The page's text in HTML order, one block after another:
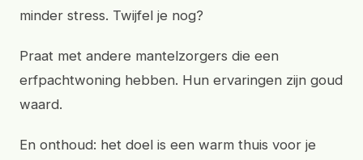
minder stress. Twijfel je nog?
Praat met andere mantelzorgers die een
erfpachtwoning hebben. Hun ervaringen zijn goud
waard.
En onthoud: het doel is een warm thuis voor je